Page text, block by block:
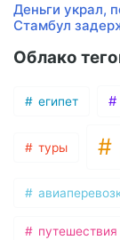
Деньги украл,
Стамбул
Облако
египет
туры
путешествия